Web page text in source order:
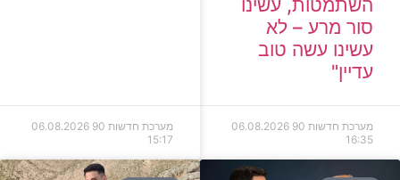
השתמטות, עשינו
סור מרע – לא
עשינו עשה טוב
עדיין"
מערכת חדשות 90
06.08.2026
16:35
מערכת חדשות 90
06.08.2026
15:17